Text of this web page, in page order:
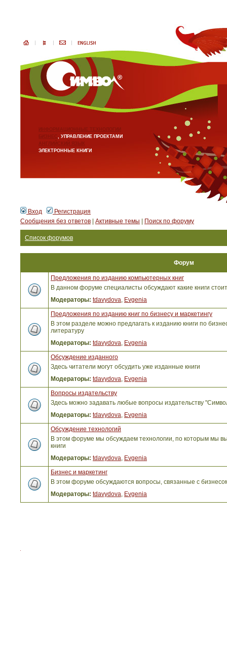
ИНФОРМАЦИОННЫЕ ТЕХНОЛОГИИ
БИЗНЕС, УПРАВЛЕНИЕ ПРОЕКТАМИ
АНГЛИЙСКИЙ ЯЗЫК
ЭЛЕКТРОННЫЕ КНИГИ
Вход
Регистрация
Сообщения без ответов
Активные темы Поиск по форуму
Список форумов
Форум
Предложения по изданию компьютерных книг
В данном форуме специалисты обсуждают какие книги
Модераторы: tdavydova, Evgenia
Предложения по изданию книг по бизнесу и маркетингу
В этом разделе можно предлагать к изданию книги по
литературу
Модераторы: tdavydova, Evgenia
Обсуждение изданного
Здесь читатели могут обсудить уже изданные книги
Модераторы: tdavydova, Evgenia
Вопросы издательству
Здесь можно задавать любые вопросы издательству
Модераторы: tdavydova, Evgenia
Обсуждение технологий
В этом форуме мы обсуждаем технологии, по которым мы
книги
Модераторы: tdavydova, Evgenia
Бизнес и маркетинг
В этом форуме обсуждаются вопросы, связанные с
Модераторы: tdavydova, Evgenia